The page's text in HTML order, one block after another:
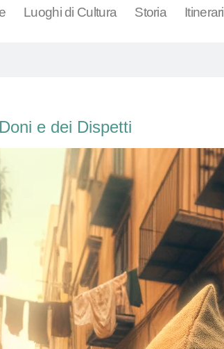
Luoghi di Cultura Storia Itinerari
e dei Dispetti